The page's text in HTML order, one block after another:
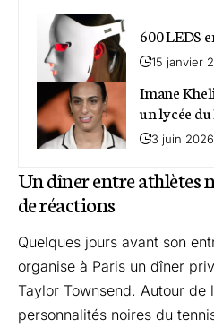
600 LEDS
15 janvier
Imane
un lycée
3 juin 2026
Un dîner entre athlètes
de réactions
Quelques jours avant son
organise à Paris un dîner
Taylor Townsend. Autour de
personnalités noires du